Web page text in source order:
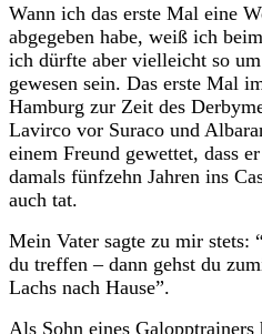
Wann ich das erste Mal eine
abgegeben habe, weiß ich
ich dürfte aber vielleicht so
gewesen sein. Das erste Mal
Hamburg zur Zeit des
Lavirco vor Suraco und
einem Freund gewettet, dass
damals fünfzehn Jahren ins
auch tat.
Mein Vater sagte zu mir stets:
du treffen – dann gehst du
Lachs nach Hause”.
Als Sohn eines